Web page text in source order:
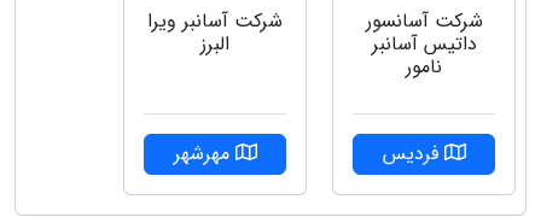
شرکت آسانسور
داتیس آسانبر
نامور
فردیس
شركت آسانبر ويرا
البرز
مهرشهر